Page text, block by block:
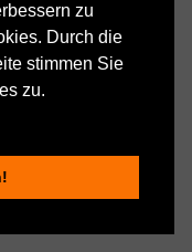
zu
Durch die
stimmen Sie
zu.
- All Rights